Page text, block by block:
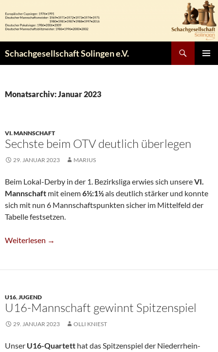
Inhalt
springen
Schachgesellschaft Solingen e.V.
Monatsarchiv: Januar 2023
VI. MANNSCHAFT
Sechste beim OTV deutlich überlegen
29. JANUAR 2023 MARIUS
Beim Lokal-Derby in der 1. Bezirksliga erwies sich unsereVI.
Mannschaft mit einem6½:1½als deutlich stärker und konnte
sich mit nun 6 Mannschaftspunkten sicher im Mittelfeld der
Tabelle festsetzen.
Sechste Beim OTV Deutlich Überlegen
Weiterlesen →
U16,JUGEND
U16-Mannschaft gewinnt Spitzenspiel
29. JANUAR 2023 OLLI KNIEST
Unser U16-Quartett hat das Spitzenspiel der Niederrhein-